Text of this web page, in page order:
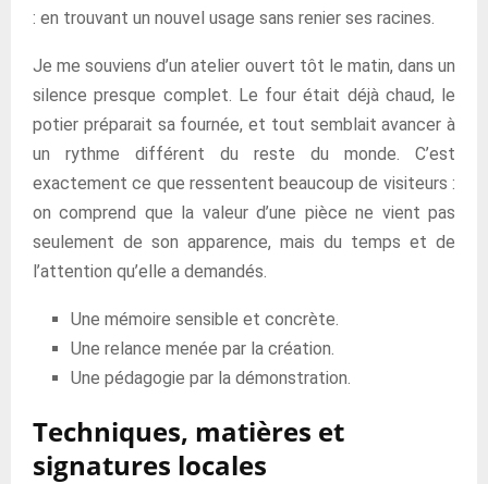
: en trouvant un nouvel usage sans renier ses racines.
Je me souviens d’un atelier ouvert tôt le matin, dans un
silence presque complet. Le four était déjà chaud, le
potier préparait sa fournée, et tout semblait avancer à
un rythme différent du reste du monde. C’est
exactement ce que ressentent beaucoup de visiteurs :
on comprend que la valeur d’une pièce ne vient pas
seulement de son apparence, mais du temps et de
l’attention qu’elle a demandés.
Une mémoire sensible et concrète.
Une relance menée par la création.
Une pédagogie par la démonstration.
Techniques, matières et
signatures locales